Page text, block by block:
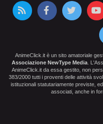
AnimeClick.it è un sito amatoriale
Associazione NewType Media .
AnimeClick.it da essa gestito, non
383/2000 tutti i proventi delle attività
istituzionali statutariamente previste,
associati, anche in